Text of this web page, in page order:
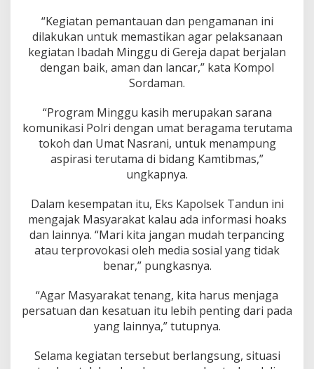
“Kegiatan pemantauan dan pengamanan ini
dilakukan untuk memastikan agar pelaksanaan
kegiatan Ibadah Minggu di Gereja dapat berjalan
dengan baik, aman dan lancar,” kata Kompol
Sordaman.
“Program Minggu kasih merupakan sarana
komunikasi Polri dengan umat beragama terutama
tokoh dan Umat Nasrani, untuk menampung
aspirasi terutama di bidang Kamtibmas,”
ungkapnya.
Dalam kesempatan itu, Eks Kapolsek Tandun ini
mengajak Masyarakat kalau ada informasi hoaks
dan lainnya. “Mari kita jangan mudah terpancing
atau terprovokasi oleh media sosial yang tidak
benar,” pungkasnya.
“Agar Masyarakat tenang, kita harus menjaga
persatuan dan kesatuan itu lebih penting dari pada
yang lainnya,” tutupnya.
Selama kegiatan tersebut berlangsung, situasi